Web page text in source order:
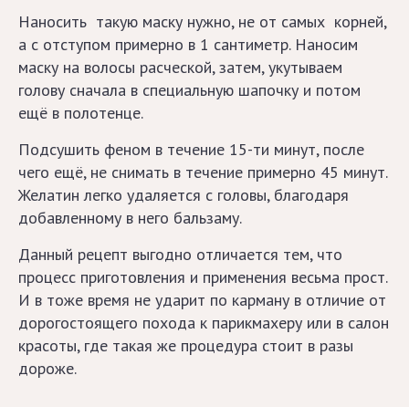
Лечение
и уход
Средства
для
Универсальные
рецепты
Последние
публикации
Лунный
календарь
стрижек
и
окрашивания
Наносить такую маску нужно, не от самых корней,
а с отступом примерно в 1 сантиметр. Наносим
маску на волосы расческой, затем, укутываем
голову сначала в специальную шапочку и потом
ещё в полотенце.
Подсушить феном в течение 15-ти минут, после
чего ещё, не снимать в течение примерно 45 минут.
Желатин легко удаляется с головы, благодаря
добавленному в него бальзаму.
Данный рецепт выгодно отличается тем, что
процесс приготовления и применения весьма прост.
И в тоже время не ударит по карману в отличие от
дорогостоящего похода к парикмахеру или в салон
красоты, где такая же процедура стоит в разы
дороже.